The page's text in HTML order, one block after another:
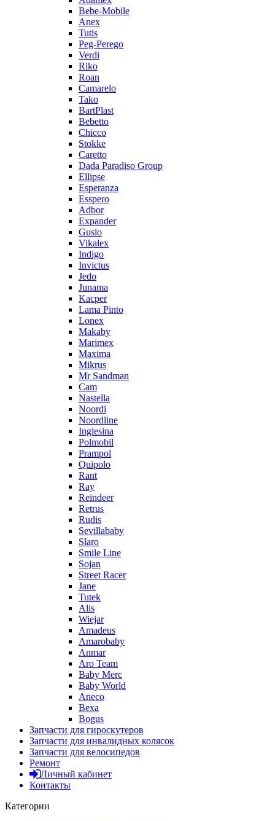
Bebe-Mobile
Anex
Tutis
Peg-Perego
Verdi
Riko
Roan
Camarelo
Tako
BartPlast
Bebetto
Chicco
Stokke
Caretto
Dada Paradiso Group
Ellipse
Esperanza
Esspero
Adbor
Expander
Gusio
Vikalex
Indigo
Invictus
Jedo
Junama
Kacper
Lama Pinto
Lonex
Makaby
Marimex
Maxima
Mikrus
Mr Sandman
Cam
Nastella
Noordi
Noordline
Inglesina
Polmobil
Prampol
Quipolo
Rant
Ray
Reindeer
Retrus
Rudis
Sevillababy
Slaro
Smile Line
Sojan
Street Racer
Jane
Tutek
Alis
Wiejar
Amadeus
Amarobaby
Anmar
Aro Team
Baby Merc
Baby World
Aneco
Bexa
Bogus
Запчасти для гироскутеров
Запчасти для инвалидных колясок
Запчасти для велосипедов
Ремонт
Личный кабинет
Контакты
Категории